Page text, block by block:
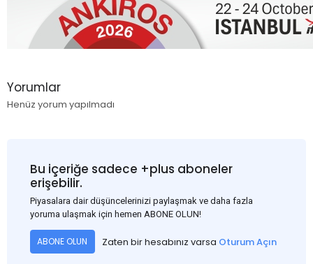
Yorumlar
Henüz yorum yapılmadı
Bu içeriğe sadece +plus aboneler
erişebilir.
Piyasalara dair düşüncelerinizi paylaşmak ve daha fazla
yoruma ulaşmak için hemen ABONE OLUN!
ABONE OLUN Zaten bir hesabınız varsa Oturum Açın